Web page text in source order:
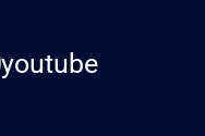
youtube